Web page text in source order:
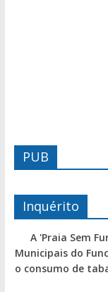
PUB
Inquérito
A 'Praia Sem
Municipais do
o consumo de